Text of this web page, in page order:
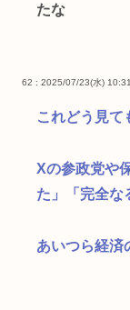
たな
62 : 2025/07/23(水)
これどう見て
Xの参政党や
た」「完全な
あいつら経済